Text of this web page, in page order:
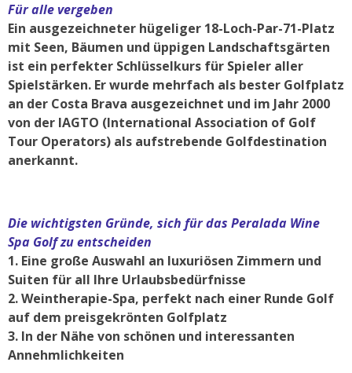
Für alle vergeben
Ein ausgezeichneter hügeliger 18-Loch-Par-71-Platz
mit Seen, Bäumen und üppigen Landschaftsgärten
ist ein perfekter Schlüsselkurs für Spieler aller
Spielstärken. Er wurde mehrfach als bester Golfplatz
an der Costa Brava ausgezeichnet und im Jahr 2000
von der IAGTO (International Association of Golf
Tour Operators) als aufstrebende Golfdestination
anerkannt.
Die wichtigsten Gründe, sich für das Peralada Wine
Spa Golf zu entscheiden
1. Eine große Auswahl an luxuriösen Zimmern und
Suiten für all Ihre Urlaubsbedürfnisse
2. Weintherapie-Spa, perfekt nach einer Runde Golf
auf dem preisgekrönten Golfplatz
3. In der Nähe von schönen und interessanten
Annehmlichkeiten